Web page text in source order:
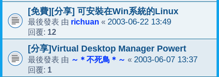
[免費][分享] 可安裝在Win系統的Linux
最後發表 由 richuan « 2003-06-22 13:49
回覆: 12
[分享]Virtual Desktop Manager Powert
最後發表 由 ～＊不死鳥＊～ « 2003-06-07 13:37
回覆: 1